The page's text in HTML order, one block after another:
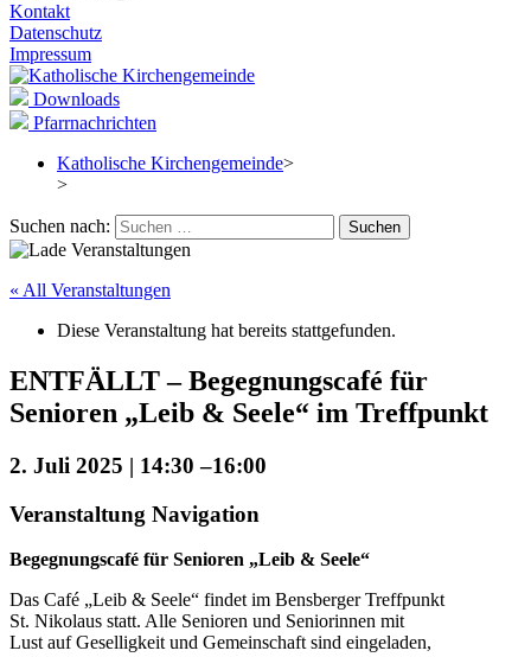
Kontakt
Datenschutz
Impressum
Downloads
Pfarrnachrichten
Katholische Kirchengemeinde>
>
Suchen nach:
« All Veranstaltungen
Diese Veranstaltung hat bereits stattgefunden.
ENTFÄLLT – Begegnungscafé für
Senioren „Leib & Seele“ im Treffpunkt
2. Juli 2025 | 14:30 –16:00
Veranstaltung Navigation
Begegnungscafé für Senioren „Leib & Seele“
Das Café „Leib & Seele“ findet im Bensberger Treffpunkt
St. Nikolaus statt. Alle Senioren und Seniorinnen mit
Lust auf Geselligkeit und Gemeinschaft sind eingeladen,